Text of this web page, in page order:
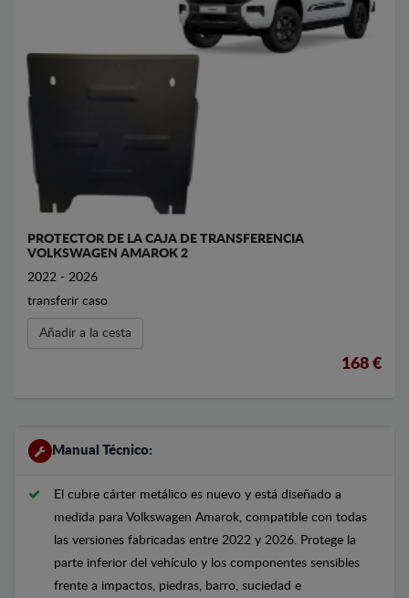
PROTECTOR DE LA CAJA DE TRANSFERENCIA
VOLKSWAGEN AMAROK 2
2022 - 2026
transferir caso
Añadir a la cesta
168 €
Manual Técnico:
El cubre cárter metálico es nuevo y está diseñado a
medida para Volkswagen Amarok, compatible con todas
las versiones fabricadas entre 2022 y 2026. Protege la
parte inferior del vehículo y los componentes sensibles
frente a impactos, piedras, barro, suciedad e